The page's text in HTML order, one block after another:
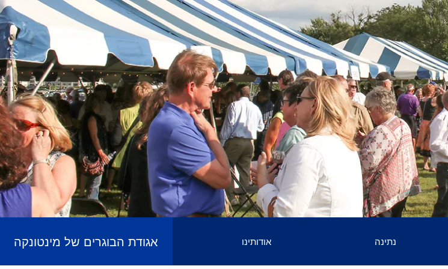
אגודת הבוגרים של מינטונקה אודותינו נתינה